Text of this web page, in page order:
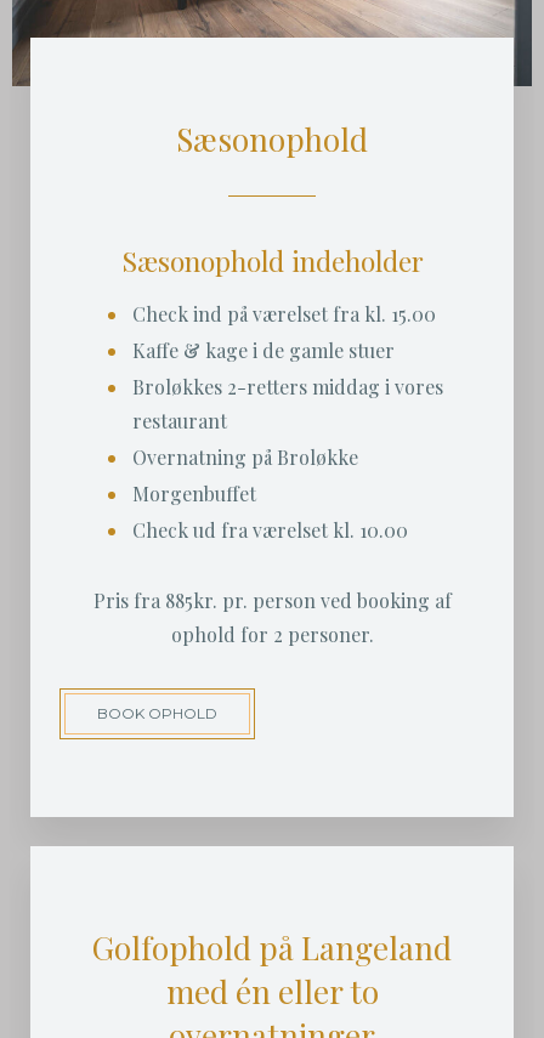
Sæsonophold
Sæsonophold indeholder
Check ind på værelset fra kl. 15.00
Kaffe & kage i de gamle stuer
Broløkkes 2-retters middag i vores
restaurant
Overnatning på Broløkke
Morgenbuffet
Check ud fra værelset kl. 10.00
Pris fra 885kr. pr. person ved booking af
ophold for 2 personer.
BOOK OPHOLD
Golfophold på Langeland
med én eller to